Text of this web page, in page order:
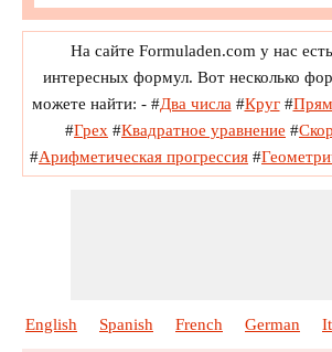
На сайте Formuladen.com у нас
интересных формул. Вот несколько
можете найти: -#Два числа #Круг#
#Грех #Квадратное уравнение #
#Арифметическая прогрессия #
English Spanish French German